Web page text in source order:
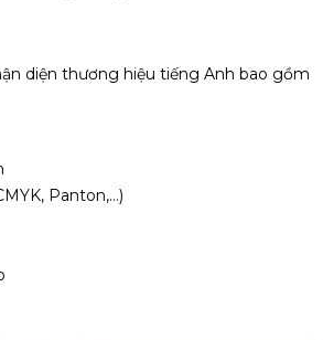
diện thương hiệu tiếng Anh bao gồm
Panton,…)